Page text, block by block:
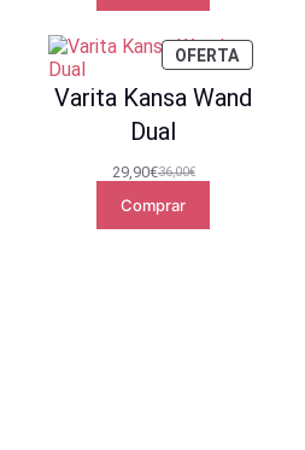
era:
es:
OFERTA
EN
OFERTA
Varita Kansa Wand
Dual
36,00€
El
original
era:
29,90€El
actual
es:
Comprar